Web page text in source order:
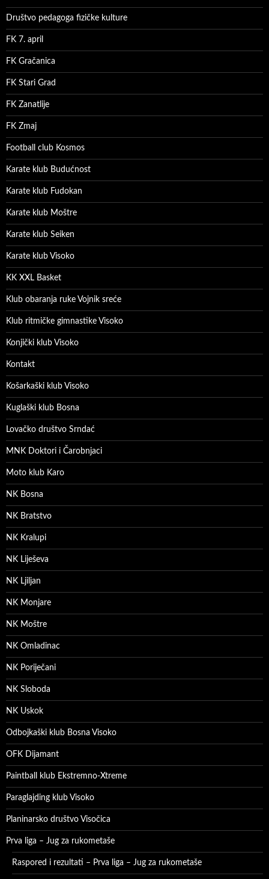
Društvo pedagoga fizičke kulture
FK 7. april
FK Gračanica
FK Stari Grad
FK Zanatlije
FK Zmaj
Football club Kosmos
Karate klub Budućnost
Karate klub Fudokan
Karate klub Moštre
Karate klub Seiken
Karate klub Visoko
KK XXL Basket
Klub obaranja ruke Vojnik sreće
Klub ritmičke gimnastike Visoko
Konjički klub Visoko
Kontakt
Košarkaški klub Visoko
Kuglaški klub Bosna
Lovačko društvo Srndać
MNK Doktori i Čarobnjaci
Moto klub Karo
NK Bosna
NK Bratstvo
NK Kralupi
NK Liješeva
NK Ljiljan
NK Monjare
NK Moštre
NK Omladinac
NK Poriječani
NK Sloboda
NK Uskok
Odbojkaški klub Bosna Visoko
OFK Dijamant
Paintball klub Ekstremno-Xtreme
Paraglajding klub Visoko
Planinarsko društvo Visočica
Prva liga – Jug za rukometaše
Raspored i rezultati – Prva liga – Jug za rukometaše